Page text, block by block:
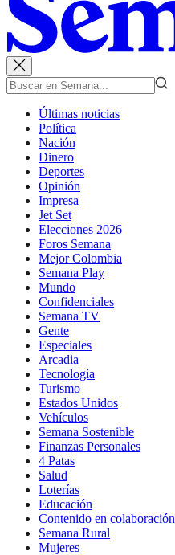
Últimas noticias
Política
Nación
Dinero
Deportes
Opinión
Impresa
Jet Set
Elecciones 2026
Foros Semana
Mejor Colombia
Semana Play
Mundo
Confidenciales
Semana TV
Gente
Especiales
Arcadia
Tecnología
Turismo
Estados Unidos
Vehículos
Semana Sostenible
Finanzas Personales
4 Patas
Salud
Loterías
Educación
Contenido en colaboración
Semana Rural
Mujeres